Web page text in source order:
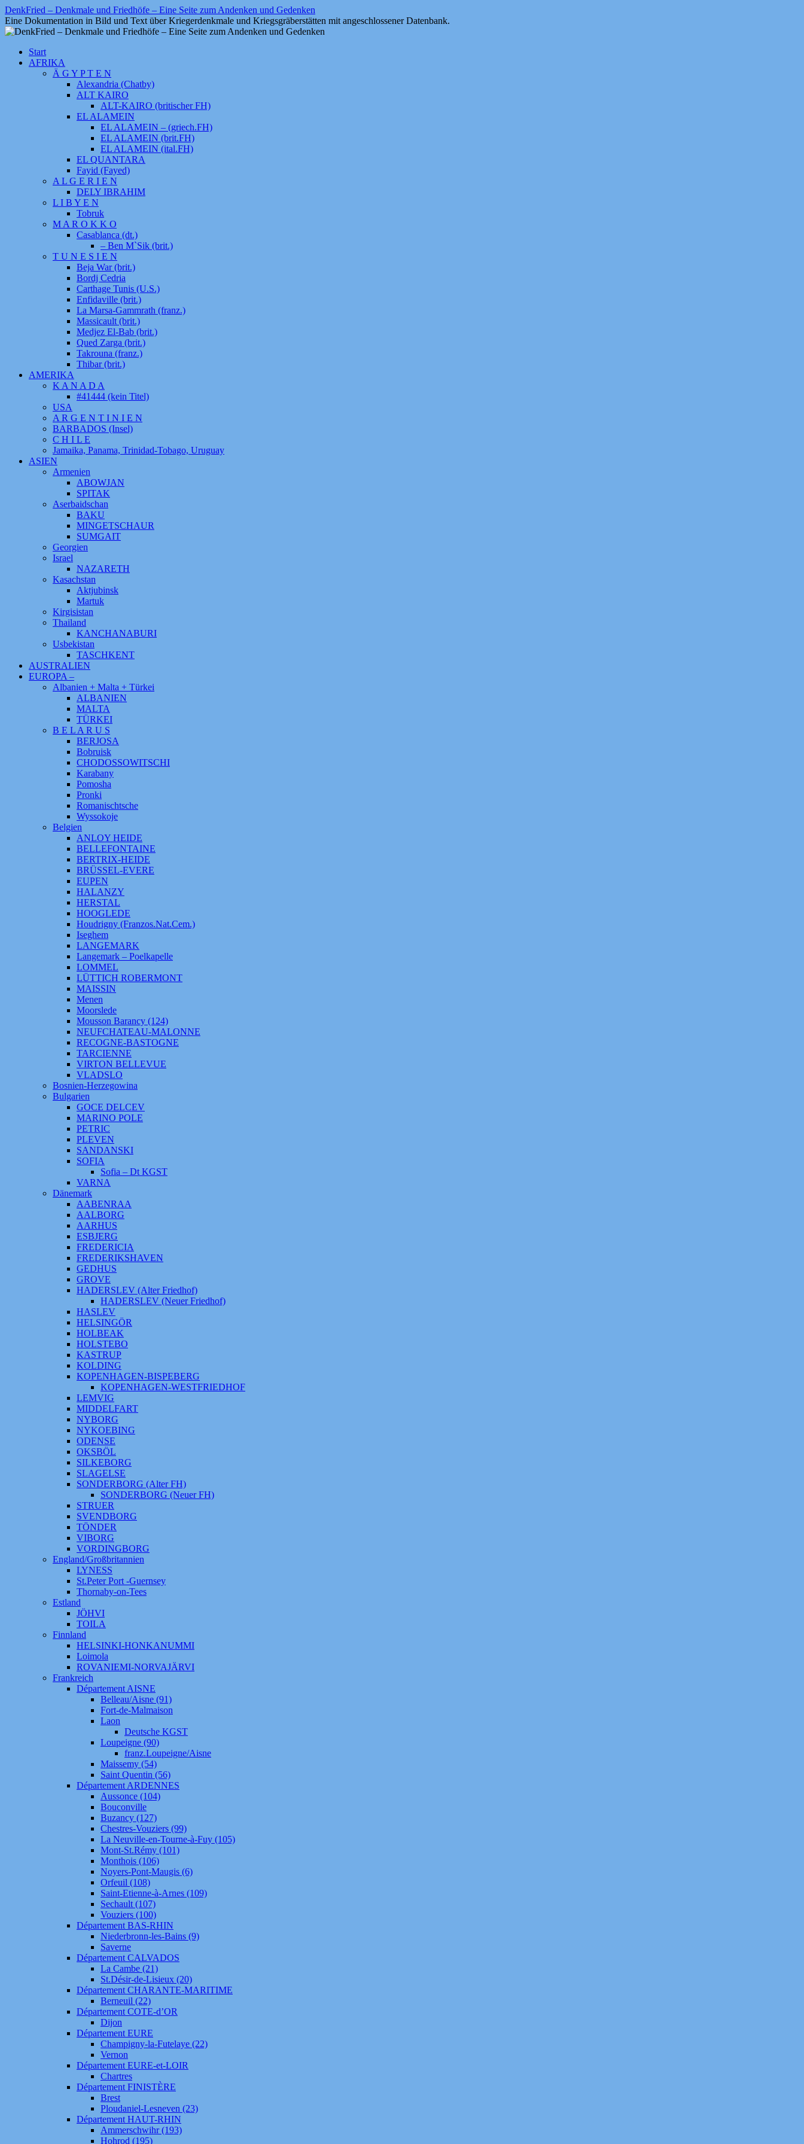
Zum
Inhalt
springen
DenkFried – Denkmale und Friedhöfe – Eine Seite zum Andenken und Gedenken
Eine Dokumentation in Bild und Text über Kriegerdenkmale und Kriegsgräberstätten mit angeschlossener Datenbank.
Start
AFRIKA
Ä G Y P T E N
Alexandria (Chatby)
ALT KAIRO
ALT-KAIRO (britischer FH)
EL ALAMEIN
EL ALAMEIN – (griech.FH)
EL ALAMEIN (brit.FH)
EL ALAMEIN (ital.FH)
EL QUANTARA
Fayid (Fayed)
A L G E R I E N
DELY IBRAHIM
L I B Y E N
Tobruk
M A R O K K O
Casablanca (dt.)
– Ben M`Sik (brit.)
T U N E S I E N
Beja War (brit.)
Bordj Cedria
Carthage Tunis (U.S.)
Enfidaville (brit.)
La Marsa-Gammrath (franz.)
Massicault (brit.)
Medjez El-Bab (brit.)
Qued Zarga (brit.)
Takrouna (franz.)
Thibar (brit.)
AMERIKA
K A N A D A
#41444 (kein Titel)
USA
A R G E N T I N I E N
BARBADOS (Insel)
C H I L E
Jamaika, Panama, Trinidad-Tobago, Uruguay
ASIEN
Armenien
ABOWJAN
SPITAK
Aserbaidschan
BAKU
MINGETSCHAUR
SUMGAIT
Georgien
Israel
NAZARETH
Kasachstan
Aktjubinsk
Martuk
Kirgisistan
Thailand
KANCHANABURI
Usbekistan
TASCHKENT
AUSTRALIEN
EUROPA –
Albanien + Malta + Türkei
ALBANIEN
MALTA
TÜRKEI
B E L A R U S
BERJOSA
Bobruisk
CHODOSSOWITSCHI
Karabany
Pomosha
Pronki
Romanischtsche
Wyssokoje
Belgien
ANLOY HEIDE
BELLEFONTAINE
BERTRIX-HEIDE
BRÜSSEL-EVERE
EUPEN
HALANZY
HERSTAL
HOOGLEDE
Houdrigny (Franzos.Nat.Cem.)
Iseghem
LANGEMARK
Langemark – Poelkapelle
LOMMEL
LÜTTICH ROBERMONT
MAISSIN
Menen
Moorslede
Mousson Barancy (124)
NEUFCHATEAU-MALONNE
RECOGNE-BASTOGNE
TARCIENNE
VIRTON BELLEVUE
VLADSLO
Bosnien-Herzegowina
Bulgarien
GOCE DELCEV
MARINO POLE
PETRIC
PLEVEN
SANDANSKI
SOFIA
Sofia – Dt KGST
VARNA
Dänemark
AABENRAA
AALBORG
AARHUS
ESBJERG
FREDERICIA
FREDERIKSHAVEN
GEDHUS
GROVE
HADERSLEV (Alter Friedhof)
HADERSLEV (Neuer Friedhof)
HASLEV
HELSINGÖR
HOLBEAK
HOLSTEBO
KASTRUP
KOLDING
KOPENHAGEN-BISPEBERG
KOPENHAGEN-WESTFRIEDHOF
LEMVIG
MIDDELFART
NYBORG
NYKOEBING
ODENSE
OKSBÖL
SILKEBORG
SLAGELSE
SONDERBORG (Alter FH)
SONDERBORG (Neuer FH)
STRUER
SVENDBORG
TÖNDER
VIBORG
VORDINGBORG
England/Großbritannien
LYNESS
St.Peter Port -Guernsey
Thornaby-on-Tees
Estland
JÖHVI
TOILA
Finnland
HELSINKI-HONKANUMMI
Loimola
ROVANIEMI-NORVAJÄRVI
Frankreich
Département AISNE
Belleau/Aisne (91)
Fort-de-Malmaison
Laon
Deutsche KGST
Loupeigne (90)
franz.Loupeigne/Aisne
Maissemy (54)
Saint Quentin (56)
Département ARDENNES
Aussonce (104)
Bouconville
Buzancy (127)
Chestres-Vouziers (99)
La Neuville-en-Tourne-à-Fuy (105)
Mont-St.Rémy (101)
Monthois (106)
Noyers-Pont-Maugis (6)
Orfeuil (108)
Saint-Etienne-à-Arnes (109)
Sechault (107)
Vouziers (100)
Département BAS-RHIN
Niederbronn-les-Bains (9)
Saverne
Département CALVADOS
La Cambe (21)
St.Désir-de-Lisieux (20)
Département CHARANTE-MARITIME
Berneuil (22)
Département COTE-d’OR
Dijon
Département EURE
Champigny-la-Futelaye (22)
Vernon
Département EURE-et-LOIR
Chartres
Département FINISTÈRE
Brest
Ploudaniel-Lesneven (23)
Département HAUT-RHIN
Ammerschwihr (193)
Hohrod (195)